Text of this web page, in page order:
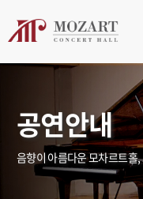
공연안내
음향이 아름다운 모차르트홀